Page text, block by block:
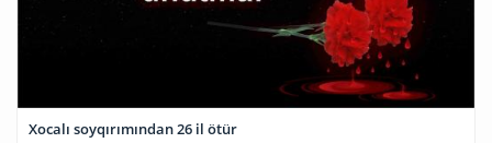
Xocalı soyqırımından 26 il ötür